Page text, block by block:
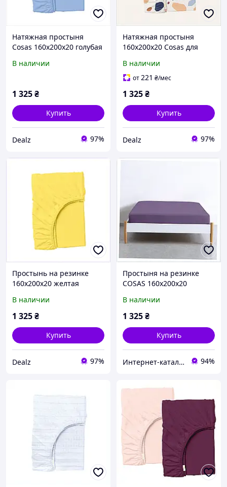
Натяжная простыня
Cosas 160х200х20 голубая
7X693589E
В наличии
1 325₴
Купить
Dealz 97%
Натяжная простыня
160х200х20 Cosas для
855896KHE9
В наличии
от221 ₴/мес
1 325₴
Купить
Dealz 97%
Простынь на резинке
160х200х20 желтая
7693X594B
В наличии
1 325₴
Купить
Dealz 97%
Простыня на резинке
COSAS 160х200х20
7T6935A93
В наличии
1 325₴
Купить
Интернет-каталог скидок "Профит плюс" 94%